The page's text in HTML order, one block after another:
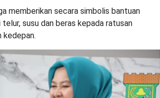
memberikan secara simbolis bantuan
susu dan beras kepada ratusan
kedepan.